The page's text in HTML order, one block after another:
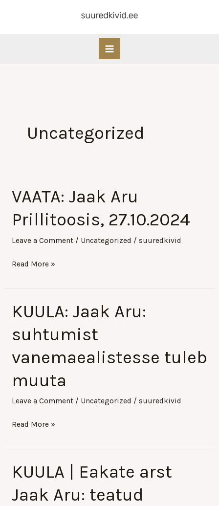
Uncategorized
VAATA: Jaak Aru
Prillitoosis, 27.10.2024
Leave a Comment / Uncategorized / suuredkivid
VAATA:
Jaak
Aru
Read More »
KUULA: Jaak Aru:
suhtumist
vanemaealistesse tuleb
muuta
Leave a Comment / Uncategorized / suuredkivid
KUULA:
Jaak
Aru:
vanemaealistesse
muuta
Read More »
KUULA | Eakate arst
Jaak Aru: teatud
KUULA
Eakate